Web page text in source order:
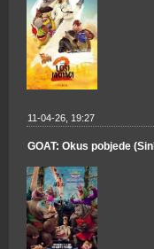
11-04-26, 19:27
GOAT: Okus pobjede